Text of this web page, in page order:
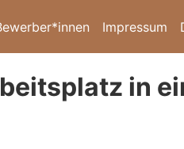
Impressum
in